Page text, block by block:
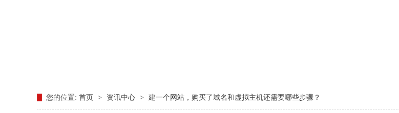
您的位置: 首页 > 资讯中心 > 建一个网站，购买了域名和虚拟主机还需要哪些步骤？